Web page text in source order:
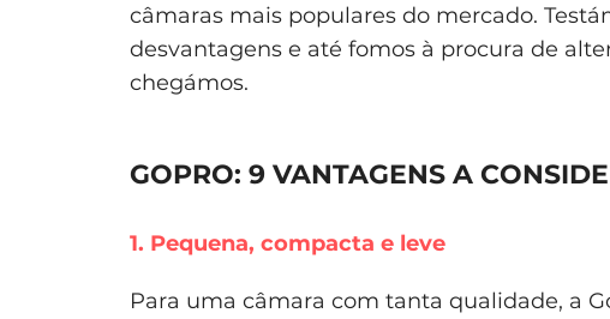
câmaras mais populares do mercado.
desvantagens e até fomos à procura de
chegámos.
GOPRO: 9 VANTAGENS A
1. Pequena, compacta e leve
Para uma câmara com tanta qualidade, a